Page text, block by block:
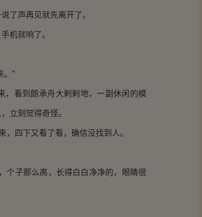
声再见就先离开了。
机就响了。
。”
看到朗承舟大剌剌地，一副休闲的模
立刻觉得奇怪。
四下又看了看，确信没找到人。
子那么高，长得白白净净的，眼睛很